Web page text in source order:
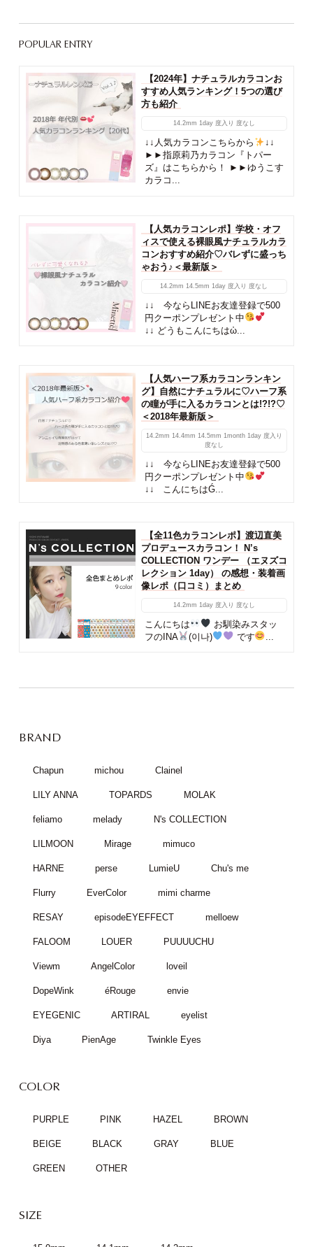
POPULAR ENTRY
【2024年】ナチュラルカラコンお
すすめ人気ランキング！5つの選び
方も紹介
14.2mm 1day 度入り 度なし
↓↓人気カラコンこちらから
↓↓
►►指原莉乃カラコン『トパー
ズ』はこちらから！ ►►ゆうこす
カラコ...
【人気カラコンレポ】学校・オフ
ィスで使える裸眼風ナチュラルカラ
コンおすすめ紹介♡バレずに盛っち
ゃおう♪＜最新版＞
14.2mm 14.5mm 1day 度入り 度なし
↓↓ 今ならLINEお友達登録で500
円クーポンプレゼント中
↓↓ どうもこんにちはὠ...
【人気ハーフ系カラコンランキン
グ】自然にナチュラルに♡ハーフ系
の瞳が手に入るカラコンとは!?!?♡
＜2018年最新版＞
14.2mm 14.4mm 14.5mm 1month 1day 度入り
度なし
↓↓ 今ならLINEお友達登録で500
円クーポンプレゼント中
↓↓ こんにちはǴ...
【全11色カラコンレポ】渡辺直美
プロデュースカラコン！ N’s
COLLECTION ワンデー （エヌズコ
レクション 1day） の感想・装着画
像レポ（口コミ）まとめ
14.2mm 1day 度入り 度なし
こんにちは
お馴染みスタッ
フのINA
(이나) です
BRAND
Chapun michou Clainel
LILY ANNA TOPARDS MOLAK
feliamo melady N's COLLECTION
LILMOON Mirage mimuco
HARNE perse LumieU Chu's me
Flurry EverColor mimi charme
RESAY episodeEYEFFECT melloew
FALOOM LOUER PUUUUCHU
Viewm AngelColor loveil
DopeWink éRouge envie
EYEGENIC ARTIRAL eyelist
Diya PienAge Twinkle Eyes
COLOR
PURPLE PINK HAZEL BROWN
BEIGE BLACK GRAY BLUE
GREEN OTHER
SIZE